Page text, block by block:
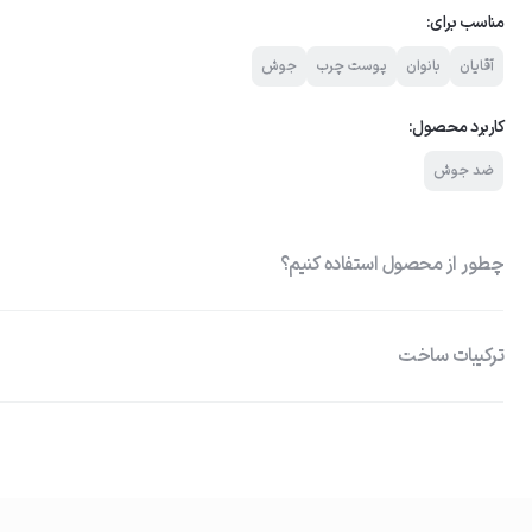
مناسب برای:
آقایان بانوان پوست چرب جوش
کاربرد محصول:
ضد جوش
چطور از محصول استفاده کنیم؟
ترکیبات ساخت